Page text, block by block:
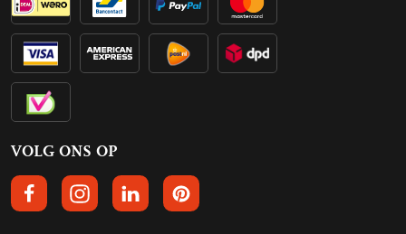
VOLG ONS OP
VOLGS ONS OP FACEBOOK
VOLG ONS OP INSTAGRAM
VOLG ONS OP LINKEDIN
VOLG ONS OP PINTEREST